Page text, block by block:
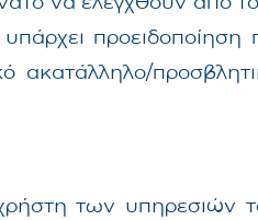
προειδοποίηση
των υπηρεσιών